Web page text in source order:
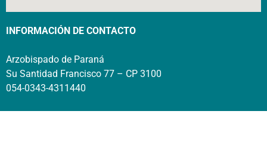
INFORMACIÓN DE CONTACTO
Arzobispado de Paraná
Su Santidad Francisco 77 – CP 3100
054-0343-4311440